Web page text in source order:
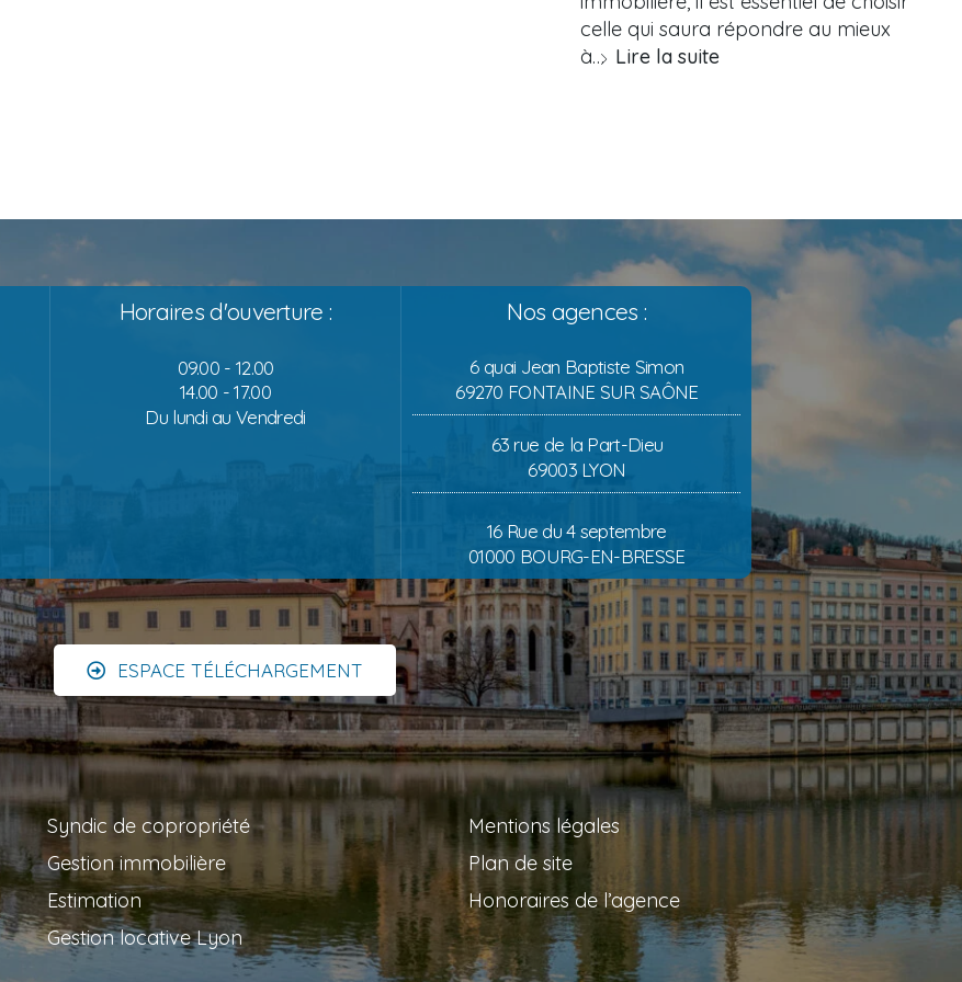
celle qui saura répondre au mieux
à… Lire la suite
Horaires d'ouverture :
09.00 - 12.00
14.00 - 17.00
Du lundi au Vendredi
Nos agences :
6 quai Jean Baptiste Simon
69270 FONTAINE SUR SAÔNE
63 rue de la Part-Dieu
69003 LYON
16 Rue du 4 septembre
01000 BOURG-EN-BRESSE
ESPACE TÉLÉCHARGEMENT
Syndic de copropriété
Gestion immobilière
Estimation
Gestion locative Lyon
Mentions légales
Plan de site
Honoraires de l’agence